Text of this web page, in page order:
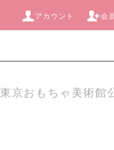
アカウント 会
東京おもちゃ美術館